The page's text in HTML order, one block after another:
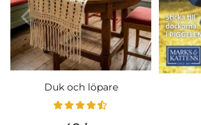
Duk och löpare